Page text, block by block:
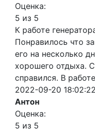
Оценка:
5 из 5
К работе
Понравилось что
его на несколько
хорошего отдыха.
справился. В
2022-09-20 18:02:22
Антон
Оценка:
5 из 5